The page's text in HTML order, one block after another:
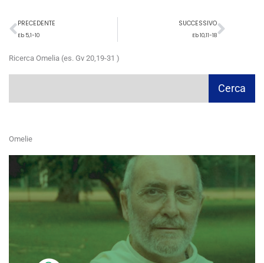
Precedente
PRECEDENTE
Eb 5,1-10
SUCCESSIVO
Eb 10,11-18
Ricerca Omelia (es. Gv 20,19-31 )
Cerca
Omelie